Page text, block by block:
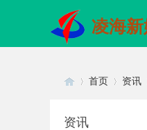
凌海
首页 资讯
资讯